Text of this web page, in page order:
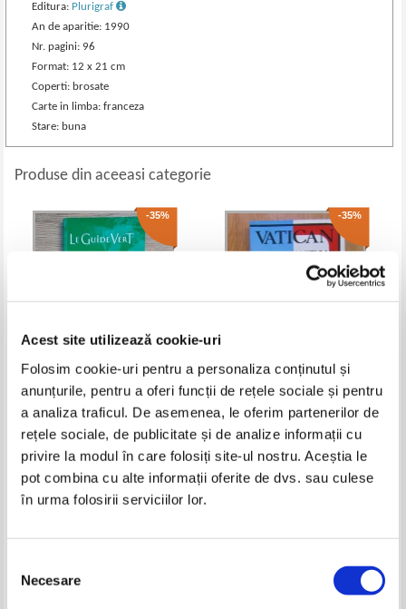
Acest site utilizează cookie-uri
Folosim cookie-uri pentru a personaliza conținutul și
anunțurile, pentru a oferi funcții de rețele sociale și pentru
a analiza traficul. De asemenea, le oferim partenerilor de
rețele sociale, de publicitate și de analize informații cu
privire la modul în care folosiți site-ul nostru. Aceștia le
pot combina cu alte informații oferite de dvs. sau culese
în urma folosirii serviciilor lor.
consimțământului
Necesare
Editura: Plurigraf
An de aparitie: 1990
Nr. pagini: 96
Format: 12 x 21 cm
Coperti: brosate
Carte in limba: franceza
Stare: buna
Produse din aceeasi categorie
-35%
Vienne. Le guide vert
27,00Lei 17,55
Adaugă în coș
-35%
Vatican. Visite du Vatican
Lei
Adaugă în coș